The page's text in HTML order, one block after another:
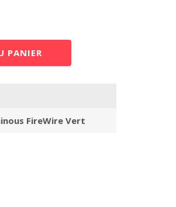
PANIER
FireWire Vert